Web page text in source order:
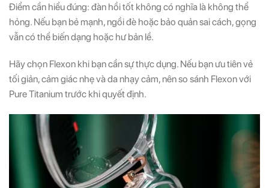
Điểm cần hiểu đúng: đàn hồi tốt không có nghĩa là không thể
hỏng. Nếu bạn bẻ mạnh, ngồi đè hoặc bảo quản sai cách, gọng
vẫn có thể biến dạng hoặc hư bản lề.
Hãy chọn Flexon khi bạn cần sự thực dụng. Nếu bạn ưu tiên vẻ
tối giản, cảm giác nhẹ và da nhạy cảm, nên so sánh Flexon với
Pure Titanium trước khi quyết định.